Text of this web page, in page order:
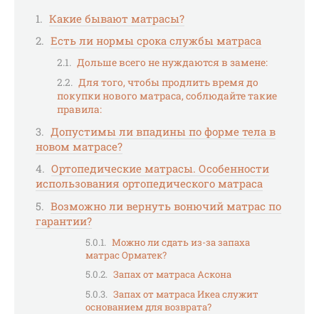
Какие бывают матрасы?
Есть ли нормы срока службы матраса
Дольше всего не нуждаются в замене:
Для того, чтобы продлить время до
покупки нового матраса, соблюдайте такие
правила:
Допустимы ли впадины по форме тела в
новом матрасе?
Ортопедические матрасы. Особенности
использования ортопедического матраса
Возможно ли вернуть вонючий матрас по
гарантии?
Можно ли сдать из-за запаха
матрас Орматек?
Запах от матраса Аскона
Запах от матраса Икеа служит
основанием для возврата?